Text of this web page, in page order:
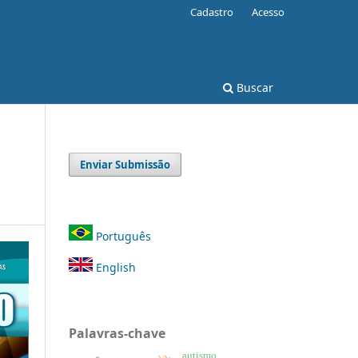
Buscar
Cadastro Acesso
Enviar Submissão
Português
English
Palavras-chave
autismo